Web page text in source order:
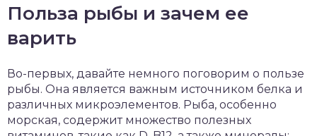
Польза рыбы и зачем ее
варить
Во-первых, давайте немного поговорим о пользе
рыбы. Она является важным источником белка и
различных микроэлементов. Рыба, особенно
морская, содержит множество полезных